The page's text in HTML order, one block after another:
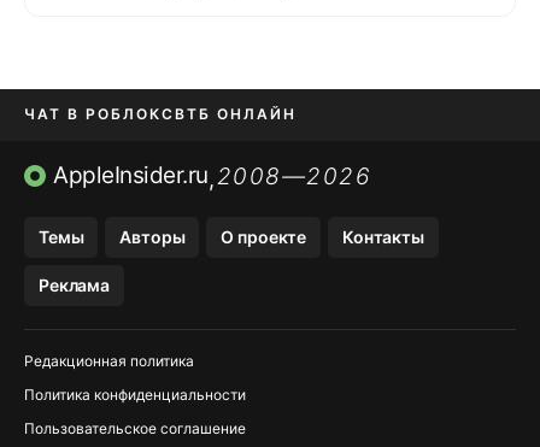
ЧАТ В РОБЛОКСВТБ ОНЛАЙН
ПРИЛОЖЕНИЯ APP STORE
AppleInsider.ru,2008—2026
Темы Авторы О проекте Контакты
Реклама
Редакционная политика
Политика конфиденциальности
Пользовательское соглашение